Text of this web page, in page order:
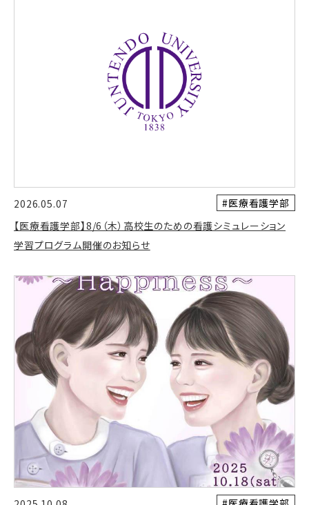
2026.05.07
#医療看護学部
【医療看護学部】8/6（木）高校生のための看護シミュレーション
学習プログラム開催のお知らせ